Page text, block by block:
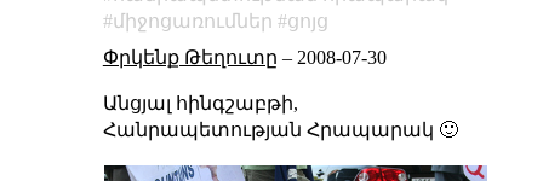
միջոցառումներ
ցոյց
Փրկենք Թեղուտը – 2008-07-30
Անցյալ հինգշաբթի,
Հանրապետության Հրապարակ 🙂